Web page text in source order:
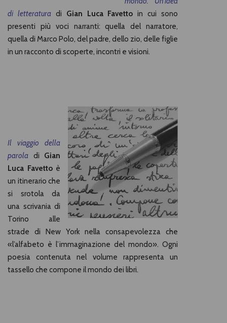
di letteraturadi Gian Luca Favetto in cui sono
presenti più voci narranti: quella del narratore,
quella di Marco Polo, del padre, dello zio, delle figlie
in un racconto di scoperte, incontri e visioni.
Il viaggio della
parola di Gian
Luca Favetto è
un itinerario che
si srotola da
una scrivania di
Torino alle
strade di New York nella consapevolezza che
«l’alfabeto è l’immaginazione del mondo». Ogni
poesia contenuta nel volume rappresenta un
tassello che compone il mondo dei libri.